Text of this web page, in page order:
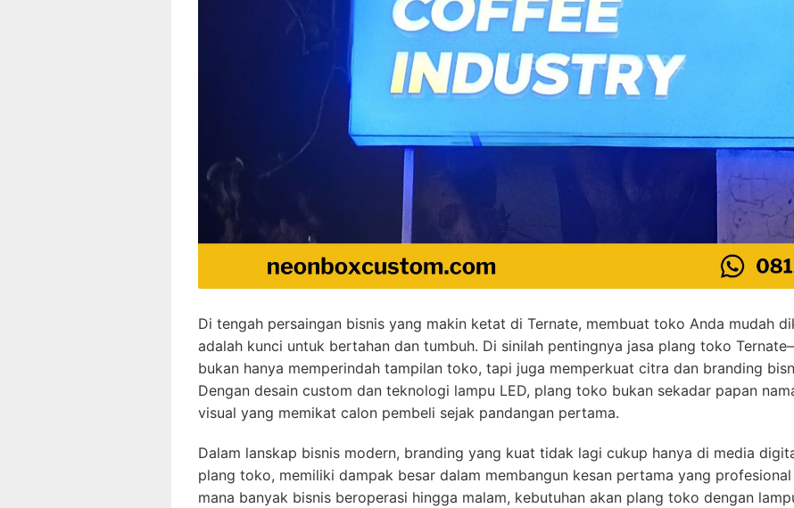
Di tengah persaingan bisnis yang makin ketat di Ternate, membuat toko Anda mudah
adalah kunci untuk bertahan dan tumbuh. Di sinilah pentingnya jasa plang toko
bukan hanya memperindah tampilan toko, tapi juga memperkuat citra dan branding
Dengan desain custom dan teknologi lampu LED, plang toko bukan sekadar papan
visual yang memikat calon pembeli sejak pandangan pertama.
Dalam lanskap bisnis modern, branding yang kuat tidak lagi cukup hanya di media
plang toko, memiliki dampak besar dalam membangun kesan pertama yang
mana banyak bisnis beroperasi hingga malam, kebutuhan akan plang toko dengan